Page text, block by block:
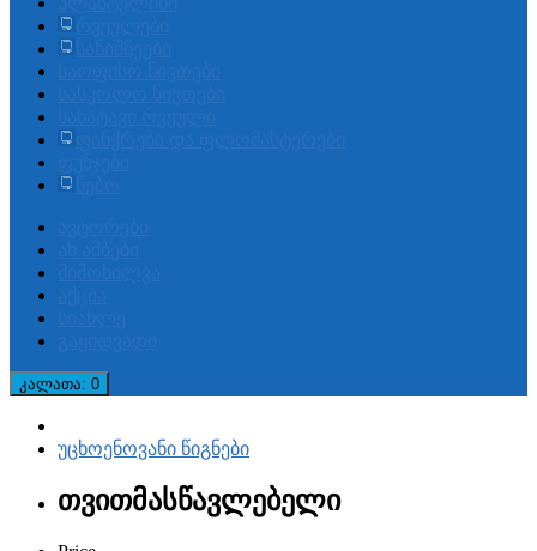
კალათა: 0
უცხოენოვანი წიგნები
თვითმასწავლებელი